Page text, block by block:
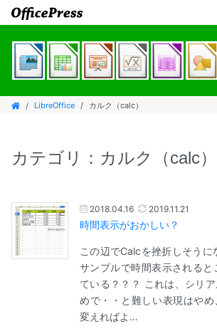
LibreOffice カルク（calc）
カテゴリ：カルク（calc）
2018.04.16
2019.11.21
時間表示がおかしい？
この辺でCalcを挫折しそう
サンプルで時間表示される
ている？？？ これは、シリ
めで・・と難しい表現はや
変えればよ…